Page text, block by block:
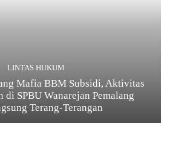
LINTAS HUKUM
Mafia BBM Subsidi, Aktivitas
di SPBU Wanarejan Pemalang
Terang-Terangan